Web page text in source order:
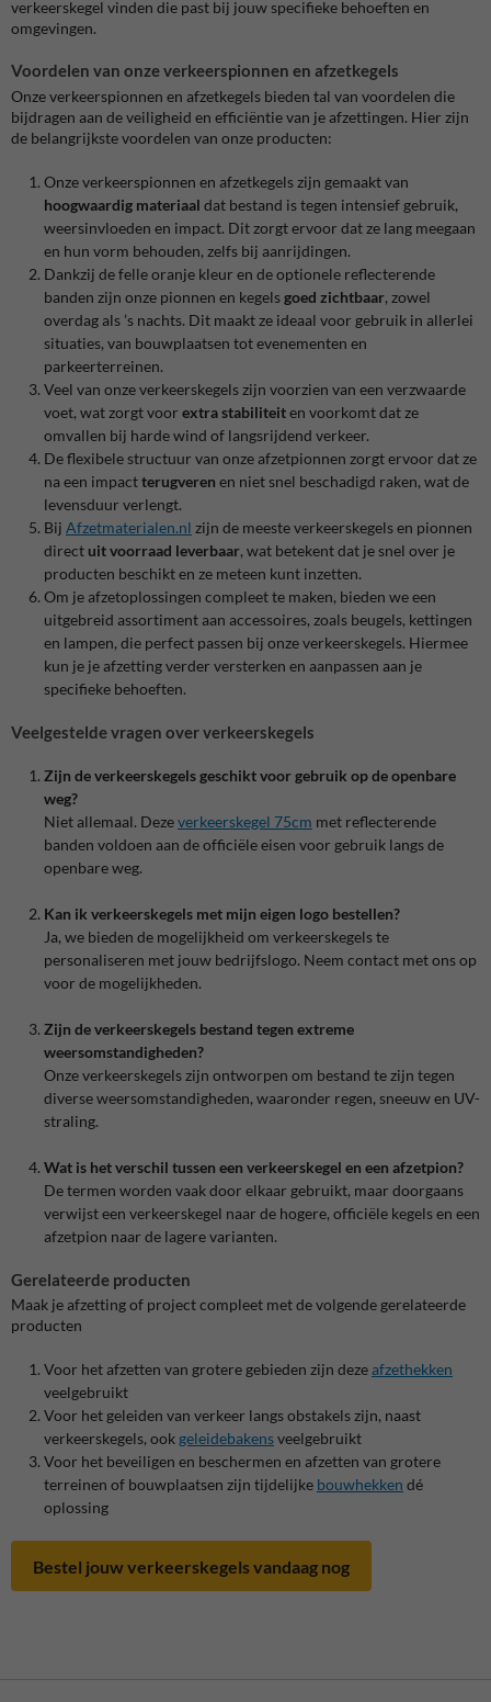
verkeerskegel vinden die past bij jouw specifieke behoeften en
omgevingen.
Voordelen van onze verkeerspionnen en afzetkegels
Onze verkeerspionnen en afzetkegels bieden tal van voordelen die
bijdragen aan de veiligheid en efficiëntie van je afzettingen. Hier zijn
de belangrijkste voordelen van onze producten:
Onze verkeerspionnen en afzetkegels zijn gemaakt van
hoogwaardig materiaal dat bestand is tegen intensief gebruik,
weersinvloeden en impact. Dit zorgt ervoor dat ze lang meegaan
en hun vorm behouden, zelfs bij aanrijdingen.
Dankzij de felle oranje kleur en de optionele reflecterende
banden zijn onze pionnen en kegelsgoed zichtbaar, zowel
overdag als ’s nachts. Dit maakt ze ideaal voor gebruik in allerlei
situaties, van bouwplaatsen tot evenementen en
parkeerterreinen.
Veel van onze verkeerskegels zijn voorzien van een verzwaarde
voet, wat zorgt voor extra stabiliteiten voorkomt dat ze
omvallen bij harde wind of langsrijdend verkeer.
De flexibele structuur van onze afzetpionnen zorgt ervoor dat ze
na een impactterugveren en niet snel beschadigd raken, wat de
levensduur verlengt.
Bij Afzetmaterialen.nl zijn de meeste verkeerskegels en pionnen
direct uit voorraad leverbaar, wat betekent dat je snel over je
producten beschikt en ze meteen kunt inzetten.
Om je afzetoplossingen compleet te maken, bieden we een
uitgebreid assortiment aan accessoires, zoals beugels, kettingen
en lampen, die perfect passen bij onze verkeerskegels. Hiermee
kun je je afzetting verder versterken en aanpassen aan je
specifieke behoeften.
Veelgestelde vragen over verkeerskegels
Zijn de verkeerskegels geschikt voor gebruik op de openbare
weg?
Niet allemaal. Dezeverkeerskegel 75cm met reflecterende
banden voldoen aan de officiële eisen voor gebruik langs de
openbare weg.
Kan ik verkeerskegels met mijn eigen logo bestellen?
Ja, we bieden de mogelijkheid om verkeerskegels te
personaliseren met jouw bedrijfslogo. Neem contact met ons op
voor de mogelijkheden.
Zijn de verkeerskegels bestand tegen extreme
weersomstandigheden?
Onze verkeerskegels zijn ontworpen om bestand te zijn tegen
diverse weersomstandigheden, waaronder regen, sneeuw en UV-
straling.
Wat is het verschil tussen een verkeerskegel en een afzetpion?
De termen worden vaak door elkaar gebruikt, maar doorgaans
verwijst een verkeerskegel naar de hogere, officiële kegels en een
afzetpion naar de lagere varianten.
Gerelateerde producten
Maak je afzetting of project compleet met de volgende gerelateerde
producten
Voor het afzetten van grotere gebieden zijn dezeafzethekken
veelgebruikt
Voor het geleiden van verkeer langs obstakels zijn, naast
verkeerskegels, ook geleidebakensveelgebruikt
Voor het beveiligen en beschermen en afzetten van grotere
terreinen of bouwplaatsen zijn tijdelijke bouwhekken dé
oplossing
Bestel jouw verkeerskegels vandaag nog